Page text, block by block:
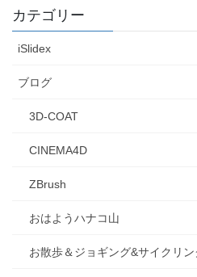
カテゴリー
iSlidex
ブログ
3D-COAT
CINEMA4D
ZBrush
おはようハナコ山
お散歩＆ジョギング&サイクリン